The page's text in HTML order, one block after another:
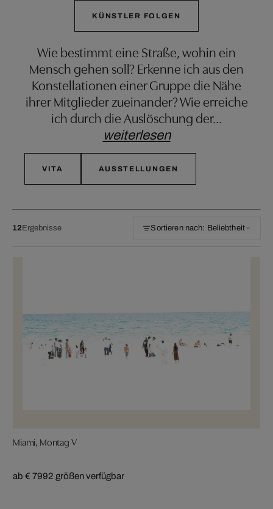
KÜNSTLER FOLGEN
Wie bestimmt eine Straße, wohin ein
Mensch gehen soll? Erkenne ich aus den
Konstellationen einer Gruppe die Nähe
ihrer Mitglieder zueinander? Wie erreiche
ich durch die Auslöschung der…
weiterlesen
VITA AUSSTELLUNGEN
12Ergebnisse Sortieren nach: Beliebtheit
Miami, Montag V
ab € 7992 größen verfügbar